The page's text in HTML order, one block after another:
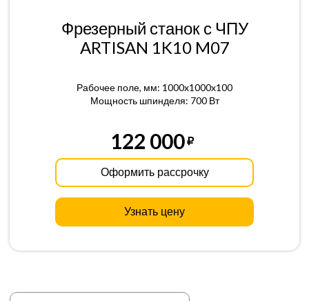
Фрезерный станок с ЧПУ
ARTISAN 1K10 M07
Рабочее поле, мм: 1000x1000x100
Мощность шпинделя: 700 Вт
122 000
Оформить рассрочку
Узнать цену